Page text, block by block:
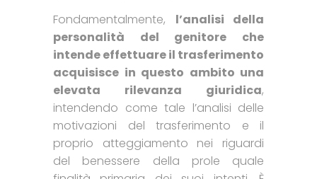
Fondamentalmente, l’analisi della
personalità del genitore che
intende effettuare il trasferimento
acquisisce in questo ambito una
elevata rilevanza giuridica,
intendendo come tale l’analisi delle
motivazioni del trasferimento e il
proprio atteggiamento nei riguardi
del benessere della prole quale